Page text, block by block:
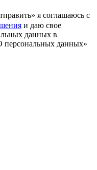
я соглашаюсь с
и даю свое
данных в
персональных данных»